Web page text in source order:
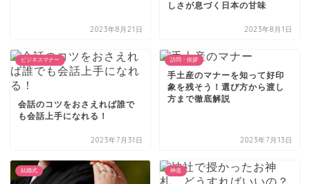
2023年8月21日
しさが息づく日本の甘味
2023年8月1日
ビジネスマナー
会話のコツをおさえれば誰で
も会話上手になれる！
2023年7月31日
訪問・挨拶
手土産のマナーを知って好印
象を残そう！選び方から渡し
方まで徹底解説
2023年7月13日
結婚式 神道